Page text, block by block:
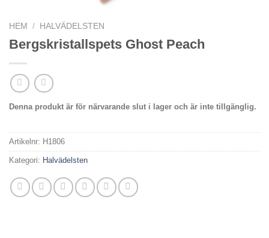
HEM / HALVÄDELSTEN
Bergskristallspets Ghost Peach
Denna produkt är för närvarande slut i lager och är inte tillgänglig.
Artikelnr: H1806
Kategori: Halvädelsten